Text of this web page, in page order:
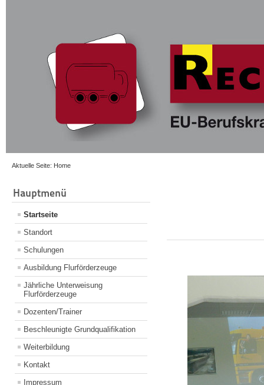
Aktuelle Seite: Home
Hauptmenü
Startseite
Standort
Schulungen
Ausbildung Flurförderzeuge
Jährliche Unterweisung
Flurförderzeuge
Dozenten/Trainer
Beschleunigte Grundqualifikation
Weiterbildung
Kontakt
Impressum